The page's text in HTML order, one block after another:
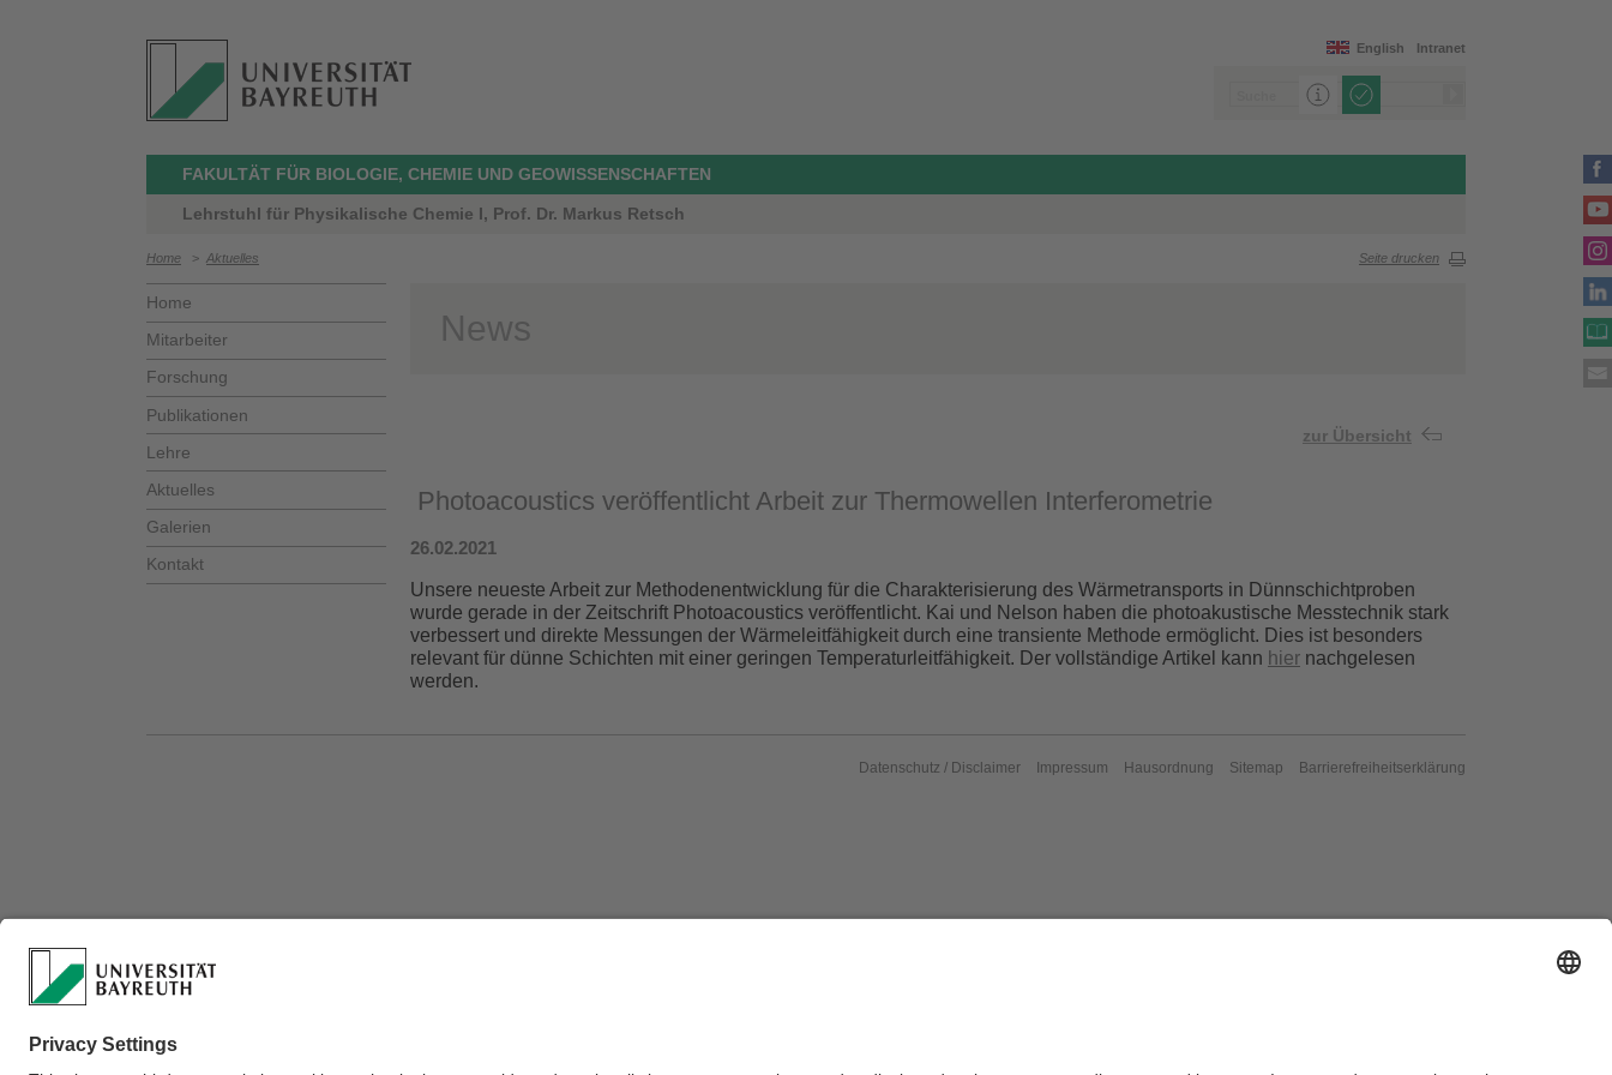
Intranet
English
FAKULTÄT FÜR BIOLOGIE, CHEMIE UND GEOWISSENSCHAFTEN
Lehrstuhl für Physikalische Chemie I, Prof. Dr. Markus Retsch
Home > Aktuelles Seite drucken
Home
Mitarbeiter
Forschung
Publikationen
Lehre
Aktuelles
Galerien
Kontakt
News
zur Übersicht
Photoacoustics veröffentlicht Arbeit zur Thermowellen Interferometrie
26.02.2021
Unsere neueste Arbeit zur Methodenentwicklung für die Charakterisierung des Wärmetransports in Dünnschichtproben
wurde gerade in der Zeitschrift Photoacoustics veröffentlicht. Kai und Nelson haben die photoakustische Messtechnik stark
verbessert und direkte Messungen der Wärmeleitfähigkeit durch eine transiente Methode ermöglicht. Dies ist besonders
relevant für dünne Schichten mit einer geringen Temperaturleitfähigkeit. Der vollständige Artikel kann hier nachgelesen
werden.
Datenschutz / Disclaimer Impressum Hausordnung Sitemap Barrierefreiheitserklärung